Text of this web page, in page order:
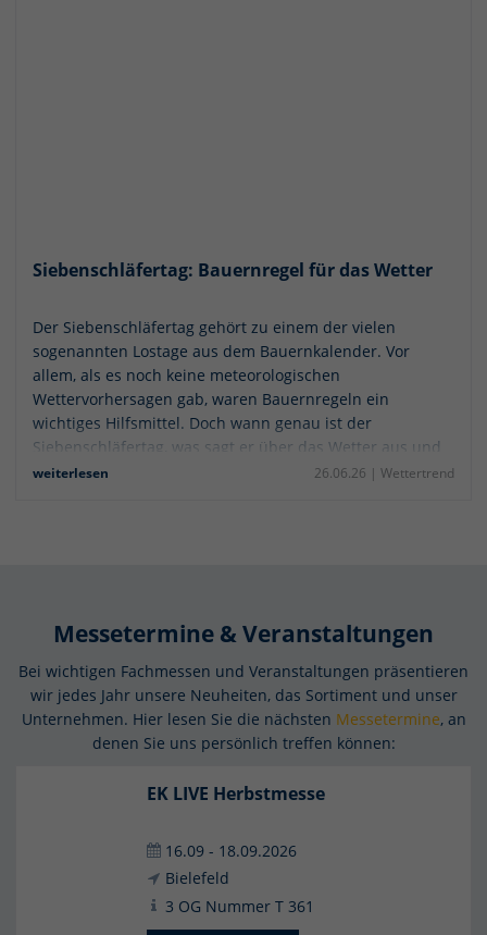
Siebenschläfertag: Bauernregel für das Wetter
Der Siebenschläfertag gehört zu einem der vielen
sogenannten Lostage aus dem Bauernkalender. Vor
allem, als es noch keine meteorologischen
Wettervorhersagen gab, waren Bauernregeln ein
wichtiges Hilfsmittel. Doch wann genau ist der
Siebenschläfertag, was sagt er über das Wetter aus und
wie verlässlich ist die Bauernregel?
weiterlesen 26.06.26 | Wettertrend
Messetermine & Veranstaltungen
Bei wichtigen Fachmessen und Veranstaltungen präsentieren
wir jedes Jahr unsere Neuheiten, das Sortiment und unser
Unternehmen. Hier lesen Sie die nächsten Messetermine, an
denen Sie uns persönlich treffen können:
EK LIVE Herbstmesse
16.09 - 18.09.2026
Bielefeld
3 OG Nummer T 361